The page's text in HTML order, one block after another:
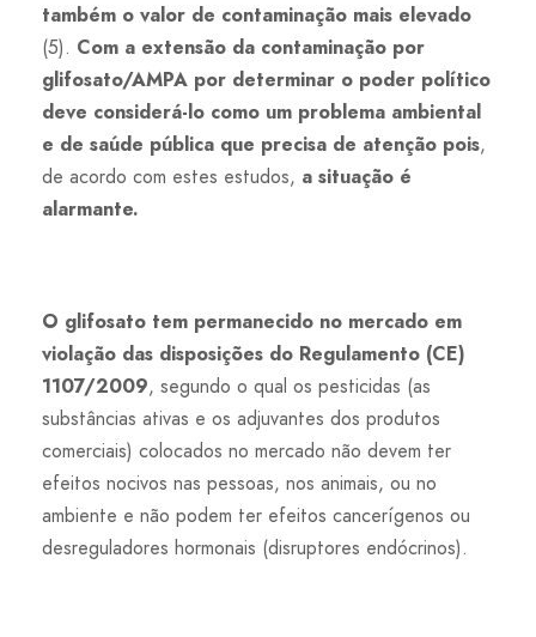
também o valor de contaminação mais elevado
(5). Com a extensão da contaminação por
glifosato/AMPA por determinar o poder político
deve considerá-lo como um problema ambiental
e de saúde pública que precisa de atenção pois,
de acordo com estes estudos, a situação é
alarmante.
O glifosato tem permanecido no mercado em
violação das disposições do Regulamento (CE)
1107/2009, segundo o qual os pesticidas (as
substâncias ativas e os adjuvantes dos produtos
comerciais) colocados no mercado não devem ter
efeitos nocivos nas pessoas, nos animais, ou no
ambiente e não podem ter efeitos cancerígenos ou
desreguladores hormonais (disruptores endócrinos).